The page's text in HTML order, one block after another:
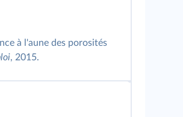
à l'aune des porosités
, 2015.